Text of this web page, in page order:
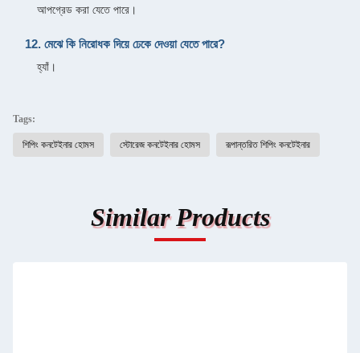
আপগ্রেড করা যেতে পারে।
12. মেঝে কি নিরোধক দিয়ে ঢেকে দেওয়া যেতে পারে?
হ্যাঁ।
Tags:
শিপিং কনটেইনার হোমস স্টোরেজ কনটেইনার হোমস রূপান্তরিত শিপিং কনটেইনার
Similar Products